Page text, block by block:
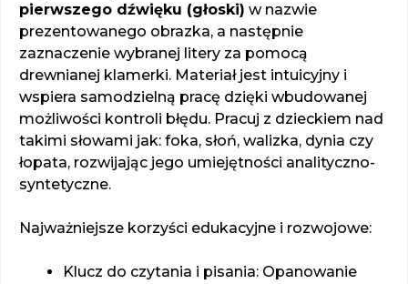
pierwszego dźwięku (głoski) w nazwie
prezentowanego obrazka, a następnie
zaznaczenie wybranej litery za pomocą
drewnianej klamerki. Materiał jest intuicyjny i
wspiera samodzielną pracę dzięki wbudowanej
możliwości kontroli błędu. Pracuj z dzieckiem nad
takimi słowami jak: foka, słoń, walizka, dynia czy
łopata, rozwijając jego umiejętności analityczno-
syntetyczne.
Najważniejsze korzyści edukacyjne i rozwojowe:
Klucz do czytania i pisania: Opanowanie